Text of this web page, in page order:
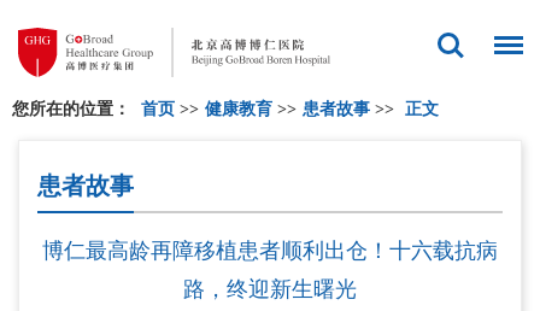
您所在的位置： 首页 >> 健康教育 >> 患者故事 >> 正文
患者故事
博仁最高龄再障移植患者顺利出仓！十六载抗病
路，终迎新生曙光